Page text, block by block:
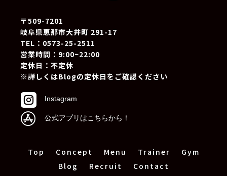
〒509-7201
岐阜県恵那市大井町 291-17
TEL：0573-25-2511
営業時間：9:00~22:00
定休日：不定休
※詳しくはBlogの定休日をご確認ください
 Instagram
 公式アプリはこちらから！
Top Concept Menu Trainer
Gym
Blog
Recruit Contact